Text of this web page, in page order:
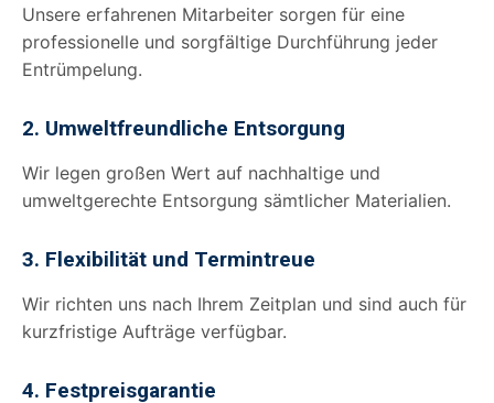
Unsere erfahrenen Mitarbeiter sorgen für eine
professionelle und sorgfältige Durchführung jeder
Entrümpelung.
2. Umweltfreundliche Entsorgung
Wir legen großen Wert auf nachhaltige und
umweltgerechte Entsorgung sämtlicher Materialien.
3. Flexibilität und Termintreue
Wir richten uns nach Ihrem Zeitplan und sind auch für
kurzfristige Aufträge verfügbar.
4. Festpreisgarantie